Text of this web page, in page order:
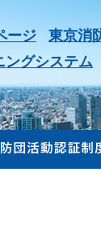
ージ
東京消
ングシステム